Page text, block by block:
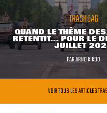
TRASHBAG
QUAND LE THÈME
RETENTIT... POUR LE
JUILLET
PARARNO KIKOO
VOIR TOUS LES ARTICLES